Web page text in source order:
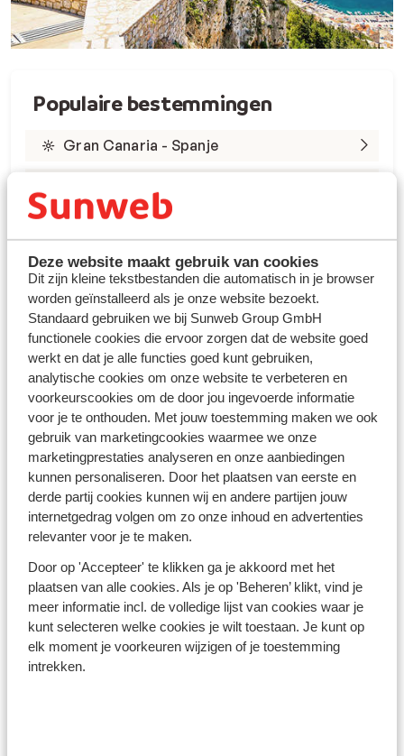
Deze website maakt gebruik van cookies
Dit zijn kleine tekstbestanden die automatisch in je browser
worden geïnstalleerd als je onze website bezoekt.
Standaard gebruiken we bij Sunweb Group GmbH
functionele cookies die ervoor zorgen dat de website goed
werkt en dat je alle functies goed kunt gebruiken,
analytische cookies om onze website te verbeteren en
voorkeurscookies om de door jou ingevoerde informatie
voor je te onthouden. Met jouw toestemming maken we ook
gebruik van marketingcookies waarmee we onze
marketingprestaties analyseren en onze aanbiedingen
kunnen personaliseren. Door het plaatsen van eerste en
derde partij cookies kunnen wij en andere partijen jouw
internetgedrag volgen om zo onze inhoud en advertenties
relevanter voor je te maken.
Door op 'Accepteer' te klikken ga je akkoord met het
plaatsen van alle cookies. Als je op 'Beheren’ klikt, vind je
meer informatie incl. de volledige lijst van cookies waar je
kunt selecteren welke cookies je wilt toestaan. Je kunt op
elk moment je voorkeuren wijzigen of je toestemming
intrekken.
Populaire bestemmingen
Gran Canaria - Spanje
Lanzarote - Spanje
Marsa Alam - Egypte
Rode Zee - Egypte
Kreta - Griekenland
Rhodos - Griekenland
Turkse Riviera - Turkije
Winterzon Egypte: all-in
vanaf €599 p.p.
Bekijk deals